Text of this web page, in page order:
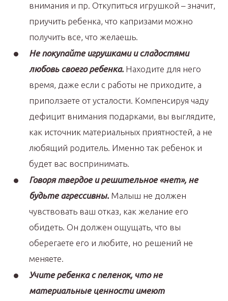
внимания и пр. Откупиться игрушкой – значит,
приучить ребенка, что капризами можно
получить все, что желаешь.
Не покупайте игрушками и сладостями
любовь своего ребенка. Находите для него
время, даже если с работы не приходите, а
приползаете от усталости. Компенсируя чаду
дефицит внимания подарками, вы выглядите,
как источник материальных приятностей, а не
любящий родитель. Именно так ребенок и
будет вас воспринимать.
Говоря твердое и решительное «нет», не
будьте агрессивны. Малыш не должен
чувствовать ваш отказ, как желание его
обидеть. Он должен ощущать, что вы
оберегаете его и любите, но решений не
меняете.
Учите ребенка с пеленок, что не
материальные ценности имеют